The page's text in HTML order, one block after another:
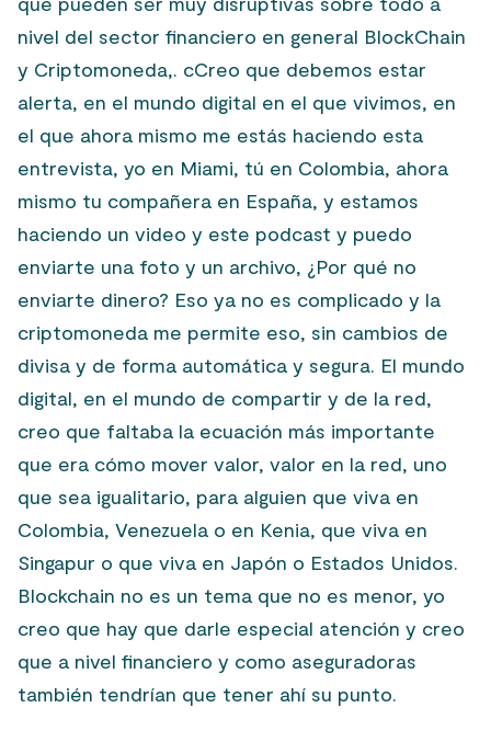
nivel del sector financiero en general BlockChain
y Criptomoneda,. cCreo que debemos estar
alerta, en el mundo digital en el que vivimos, en
el que ahora mismo me estás haciendo esta
entrevista, yo en Miami, tú en Colombia, ahora
mismo tu compañera en España, y estamos
haciendo un video y este podcast y puedo
enviarte una foto y un archivo, ¿Por qué no
enviarte dinero? Eso ya no es complicado y la
criptomoneda me permite eso, sin cambios de
divisa y de forma automática y segura. El mundo
digital, en el mundo de compartir y de la red,
creo que faltaba la ecuación más importante
que era cómo mover valor, valor en la red, uno
que sea igualitario, para alguien que viva en
Colombia, Venezuela o en Kenia, que viva en
Singapur o que viva en Japón o Estados Unidos.
Blockchain no es un tema que no es menor, yo
creo que hay que darle especial atención y creo
que a nivel financiero y como aseguradoras
también tendrían que tener ahí su punto.